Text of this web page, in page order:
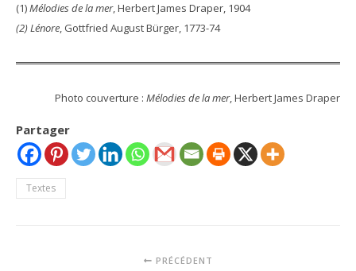
(1)Mélodies de la mer, Herbert James Draper, 1904
(2) Lénore, Gottfried August Bürger, 1773-74
Photo couverture : Mélodies de la mer, Herbert James Draper
Partager
Textes
PRÉCÉDENT